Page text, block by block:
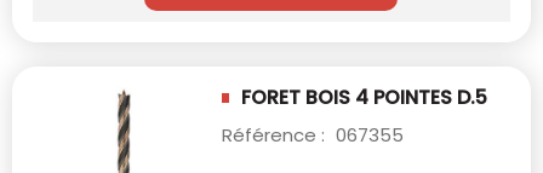
FORET BOIS 4 POINTES D.5
Référence : 067355